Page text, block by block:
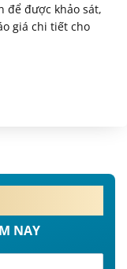
để được khảo sát,
giá chi tiết cho
NAY